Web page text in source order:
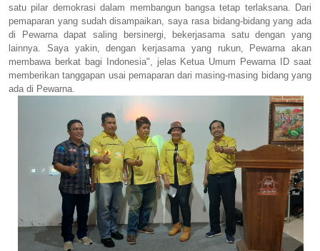
satu pilar demokrasi dalam membangun bangsa tetap terlaksana. Dari
pemaparan yang sudah disampaikan, saya rasa bidang-bidang yang ada
di Pewarna dapat saling bersinergi, bekerjasama satu dengan yang
lainnya. Saya yakin, dengan kerjasama yang rukun, Pewarna akan
membawa berkat bagi Indonesia", jelas Ketua Umum Pewarna ID saat
memberikan tanggapan usai pemaparan dari masing-masing bidang yang
ada di Pewarna.